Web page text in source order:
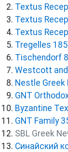
Textus
Textus
Textus
Tregelles
Tischendorf
Westcott and
Nestle Greek
GNT
Byzantine
GNT Family
SBL Greek
Синайский